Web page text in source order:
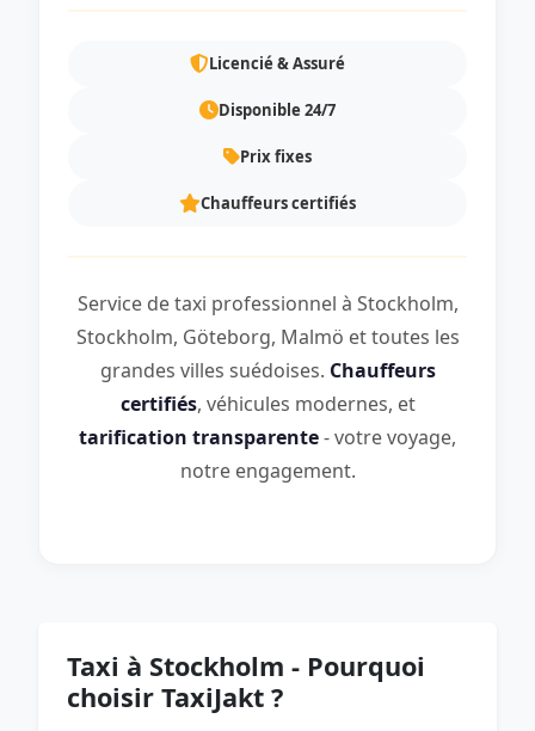
Licencié & Assuré
Disponible 24/7
Prix fixes
Chauffeurs certifiés
Service de taxi professionnel à Stockholm,
Stockholm, Göteborg, Malmö et toutes les
grandes villes suédoises. Chauffeurs
certifiés, véhicules modernes, et
tarification transparente- votre voyage,
notre engagement.
Taxi à Stockholm - Pourquoi
choisir TaxiJakt ?